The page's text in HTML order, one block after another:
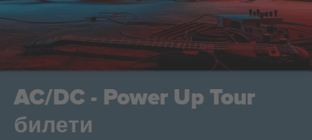
AC/DC - Power Up Tour
билети